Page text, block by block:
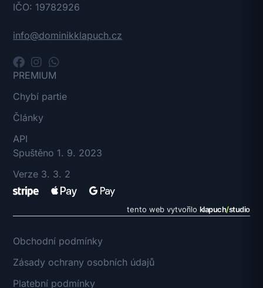
IČO: 19782926
info@dominikklapuch.cz
PREMIUM
Chybí partie
Články
API
Spuštěno 1. 9. 2023
Verze 3. 3. 2
tento web vytvořilo klapuch/studio
Obchodní podmínky
Zásady ochrany osobních údajů
Platební podmínky